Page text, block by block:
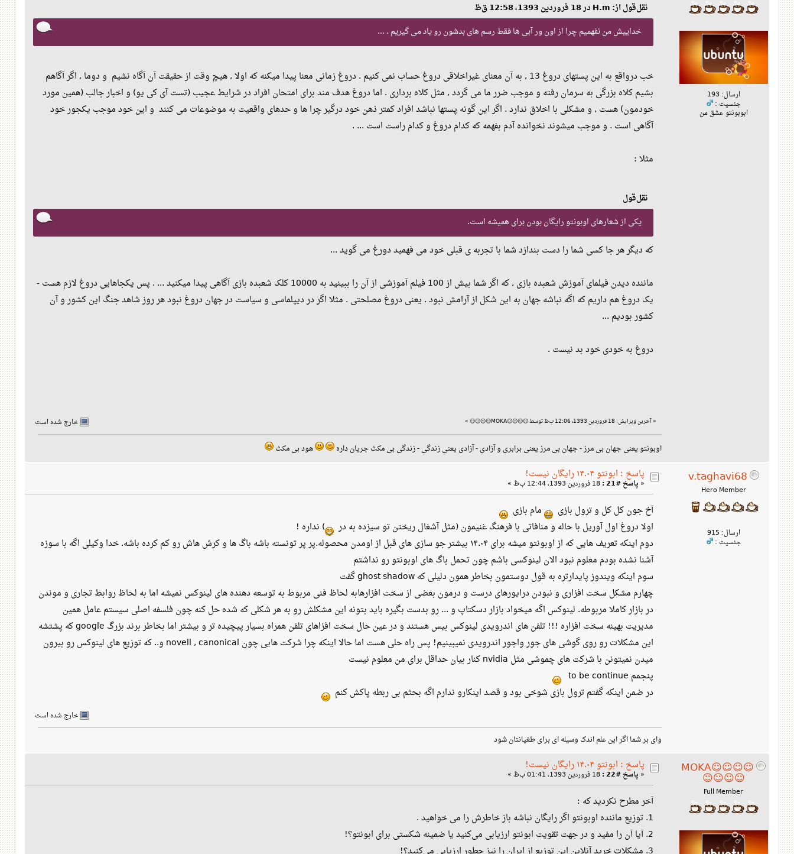
ارسال: 193
جنسیت :
ابوبونتو عشق من
نقل‌قول از: H.m در 18 فروردین 1393، 12:58 ق‌ظ
خداییش من نفهمیم چرا از اون ور آبی ها فقط رسم های بدشون رو یاد می گیریم . ...
خب درواقع به این پستهای دروغ 13 , به آن معنای غیراخلاقی دروغ حساب نمی کنیم . دروغ زمانی معنا پیدا میکنه که اولا , هیچ وقت از حقیقت آن آگاه نشیم و دوما , اگر آگاهم
بشیم کلاه بزرگی به سرمان رفته و موجب ضرر ما می گردد , مثل کلاه برداری . اما دروغ هدف مند برای امتحان افراد در شرایط عجیب (تست آی کی یو) و اخبار جالب (همین مورد
خودمون) هست , و مشکلی با اخلاق ندارد . اگر این گونه پستها نباشد افراد کمتر ذهن خود درگیر چرا ها و حدهای واقعیت به موضوعات می کنند و این خود موجب یکجور خود
آگاهی است . و موجب میشوند نخوانده آدم بفهمه که کدام دروغ و کدام راست است ... .
مثلا :
نقل‌قول
یکی از شعارهای اوبونتو رایگان بودن برای همیشه است.
که دیگر هر جا کسی شما را دست بندازد شما با تجربه ی قبلی خود می فهمید دورغ می گوید ...
ماننده دیدن فیلمای آموزش شعبده بازی , که اگر شما بیش از 100 فیلم آموزشی از آن را ببینید به 10000 کلک شعبده بازی آگاهی پیدا میکنید ... . پس یکجاهایی دروغ لازم هست -
یک دروغ هم داریم که اگه نباشه جهان به این شکل از آرامش نبود . یعنی دروغ مصلحتی . مثلا اگر در دیپلماسی و سیاست در جهان دروغ نبود هر روز شاهد جنگ این کشور و آن
کشور بودیم ...
دروغ به خودی خود بد نیست .
«آخرین ویرایش: 18 فروردین 1393، 12:06 ب‌ظ توسط ☺☺☺☺MOKA☺☺☺☺ » خارج شده است
اوبونتو یعنی جهان بی مرز - جهان بی مرز یعنی برابری و آزادی - آزادی یعنی زندگی - زندگی بی مکث جریان داره هود بی مکث
v.taghavi68
Hero Member
ارسال: 915
جنسیت :
پاسخ : ابونتو ۱۴.۰۴ رایگان نیست!
« پاسخ #21 :
آخ جون کل کل و ترول بازی
مام بازی
اولا دروغ اول آوریل با حاله و منافاتی با فرهنگ غنیمون (مثل آشغال ریختن تو سیزده به در
) نداره !
دوم اینکه تعریف هایی که از اوبونتو میشه برای ۱۴.۰۴ بیشتر جو سازی های قبل از اومدن محصوله.پر پر تونسته باشه باگ ها و کرش هاش رو کم کرده باشه. خدا وکیلی اگه با سوزه
آشنا نشده بودم معلوم نبود الان لینوکسی باشم چون تحمل باگ های اوبونتو رو نداشتم
سوم اینکه ویندوز پایدارتره به قول دوستمون بخاطر همون دلیلی که ghost shadow گفت
چهارم مشکل سخت افزاری و نبودن درایورهای درست و درمون بعضی از سخت افزارهابه لحاظ فنی مربوط به توسعه دهنده های لینوکس نمیشه اما به لحاظ روابط تجاری و موندن
در بازار کاملا مربوطه. لینوکس اگه میخواد بازار دسکتاپ و ... رو بدست بگیره باید بتونه این مشکلش رو به هر شکلی که شده حل کنه چون فلسفه اصلی سیستم عامل همین
مدیریت بهینه سخت افزاره !!! تلفن های اندرویدی لینوکس بیس هستند و در عین حال سخت افزاهای تلفن همراه بسیار پیچیده تر و بیشتر اما بخاطر برند بزرگ google که پشتشه
این مشکلات رو روی گوشی های جور واجور اندرویدی نمیبینیم! پس راه حلی هست اما حالا اینکه چرا شرکت هایی چون novell , canonical و.. که توزیع های لینوکس رو بیرون
میدن نمیتونن با شرکت های چموشی مثل nvidia کنار بیان حداقل برای من معلوم نیست
پنجمم to be continue
در ضمن اینکه گفتم ترول بازی شوخی بود و قصد اینکارو ندارم اگه بحثم بی ربطه پاکش کنم
خارج شده است
وای بر شما اگر این علم اندک وسیله ای برای طغیانتان شود
☺☺☺☺MOKA
☺☺☺☺
Full Member
پاسخ : ابونتو ۱۴.۰۴ رایگان نیست!
« پاسخ #22 :
آخر مطرح نکردید که :
1. توزیع ماننده اوبونتو اگر رایگان نباشه باز خاطرش را می خواهید .
2. آیا آن را مفید و در جهت تقویت ابونتو ارزیابی می‌کنید یا ضمینه شکستی برای ابونتو؟!